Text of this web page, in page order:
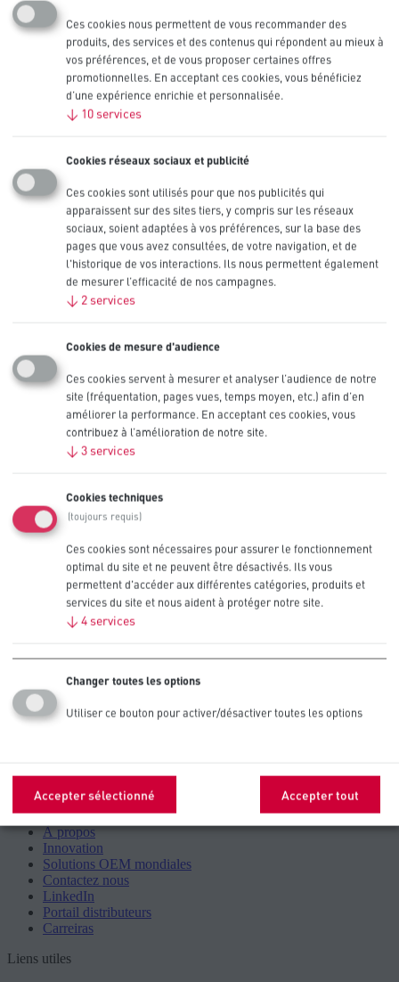
Produits
Industries
Bibliothèque technique
Innovation
Coming Soon
This page is under construction, please try again later
Retour à la page d'accueil de Procell
Bibliothèque technique
À propos
Innovation
Solutions OEM mondiales
Contactez nous
LinkedIn
Portail distributeurs
Carreiras
Liens utiles
Ces cookies nous permettent de vous recommander des
produits, des services et des contenus qui répondent au mieux à
vos préférences, et de vous proposer certaines offres
promotionnelles. En acceptant ces cookies, vous bénéficiez
d’une expérience enrichie et personnalisée.
↓ 10 services
Cookies réseaux sociaux et publicité
Ces cookies sont utilisés pour que nos publicités qui
apparaissent sur des sites tiers, y compris sur les réseaux
sociaux, soient adaptées à vos préférences, sur la base des
pages que vous avez consultées, de votre navigation, et de
l'historique de vos interactions. Ils nous permettent également
de mesurer l’efficacité de nos campagnes.
↓ 2 services
Cookies de mesure d'audience
Ces cookies servent à mesurer et analyser l’audience de notre
site (fréquentation, pages vues, temps moyen, etc.) afin d’en
améliorer la performance. En acceptant ces cookies, vous
contribuez à l’amélioration de notre site.
↓ 3 services
Cookies techniques
(toujours requis)
Ces cookies sont nécessaires pour assurer le fonctionnement
optimal du site et ne peuvent être désactivés. Ils vous
permettent d'accéder aux différentes catégories, produits et
services du site et nous aident à protéger notre site.
↓ 4 services
Changer toutes les options
Utiliser ce bouton pour activer/désactiver toutes les options
Accepter sélectionné Accepter tout